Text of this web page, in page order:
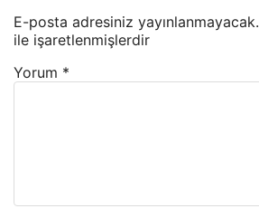
E-posta adresiniz yayınlanmayacak.
ile işaretlenmişlerdir
Yorum *